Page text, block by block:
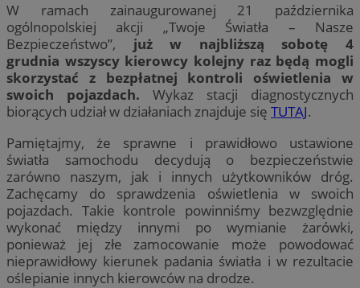
W ramach zainaugurowanej 21 października
ogólnopolskiej akcji „Twoje Światła – Nasze
Bezpieczeństwo”, już w najbliższą sobotę 4
grudnia wszyscy kierowcy kolejny raz będą mogli
skorzystać z bezpłatnej kontroli oświetlenia w
swoich pojazdach. Wykaz stacji diagnostycznych
biorących udział w działaniach znajduje się TUTAJ.
Pamiętajmy, że sprawne i prawidłowo ustawione
światła samochodu decydują o bezpieczeństwie
zarówno naszym, jak i innych użytkowników dróg.
Zachęcamy do sprawdzenia oświetlenia w swoich
pojazdach. Takie kontrole powinniśmy bezwzględnie
wykonać między innymi po wymianie żarówki,
ponieważ jej złe zamocowanie może powodować
nieprawidłowy kierunek padania światła i w rezultacie
oślepianie innych kierowców na drodze.